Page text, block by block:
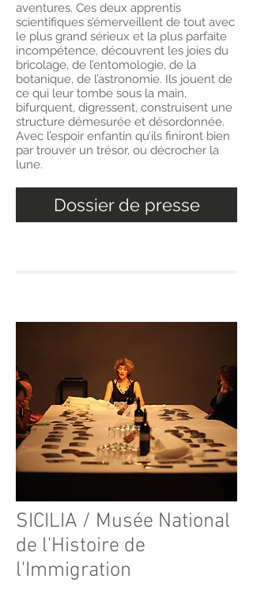
aventures. Ces deux apprentis
scientifiques s’émerveillent de tout avec
le plus grand sérieux et la plus parfaite
incompétence, découvrent les joies du
bricolage, de l’entomologie, de la
botanique, de l’astronomie. Ils jouent de
ce qui leur tombe sous la main,
bifurquent, digressent, construisent une
structure démesurée et désordonnée.
Avec l’espoir enfantin qu’ils finiront bien
par trouver un trésor, ou décrocher la
lune.
Dossier de presse
SICILIA / Musée National
de l'Histoire de
l'Immigration